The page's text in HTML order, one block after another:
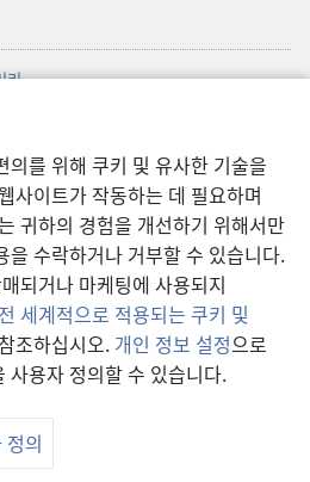
의를 위해 쿠키 및 유사한 기술을
사이트가 작동하는 데 필요하며
귀하의 경험을 개선하기 위해서만
을 수락하거나 거부할 수 있습니다.
되거나 마케팅에 사용되지
전 세계적으로 적용되는 쿠키 및
조하십시오. 개인 정보 설정으로
사용자 정의할 수 있습니다.
정의
리
Bible and Tract Society of Pennsylvania.
보호 정책| 개인 정보 보호 설정